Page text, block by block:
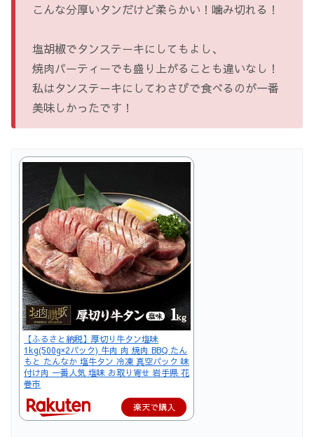
こんな分厚いタンだけど柔らかい！噛み切れる！
塩胡椒でタンステーキにしてもよし、
焼肉パーティーでも盛り上がることも違いなし！
私はタンステーキにしてわさびで食べるのが一番
美味しかったです！
【ふるさと納税】厚切り牛タン塩味
1kg(500g×2パック) 牛肉 肉 焼肉 BBQ たん
もと たんなか 塩牛タン 冷凍 真空パック 味
付け肉 一番人気 塩味 お取り寄せ 岩手県 花
巻市
楽天で購入